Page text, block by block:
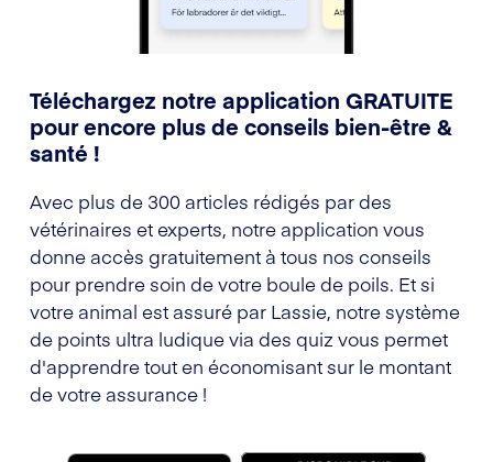
Téléchargez notre application GRATUITE
pour encore plus de conseils bien-être &
santé !
Avec plus de 300 articles rédigés par des
vétérinaires et experts, notre application vous
donne accès gratuitement à tous nos conseils
pour prendre soin de votre boule de poils. Et si
votre animal est assuré par Lassie, notre système
de points ultra ludique via des quiz vous permet
d'apprendre tout en économisant sur le montant
de votre assurance !